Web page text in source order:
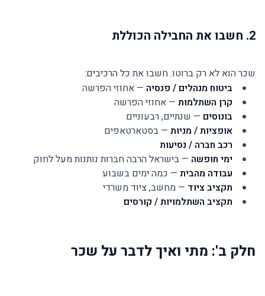
2. חשבו את החבילה הכוללת
שכר הוא לא רק ברוטו. חשבו את כל הרכיבים:
ביטוח מנהלים / פנסיה — אחוזי הפרשה
קרן השתלמות — אחוזי הפרשה
בונוסים — שנתיים, רבעוניים
אופציות / מניות — בסטארטאפים
רכב חברה / נסיעות
ימי חופשה — בישראל הרבה חברות נותנות מעל לחוק
עבודה מהבית — כמה ימים בשבוע
תקציב ציוד — מחשב, ציוד משרדי
תקציב השתלמויות / קורסים
חלק ב': מתי ואיך לדבר על שכר